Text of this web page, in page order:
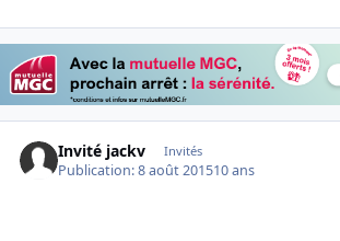
Invité jackv Invités
Publication:8 août 201510 ans